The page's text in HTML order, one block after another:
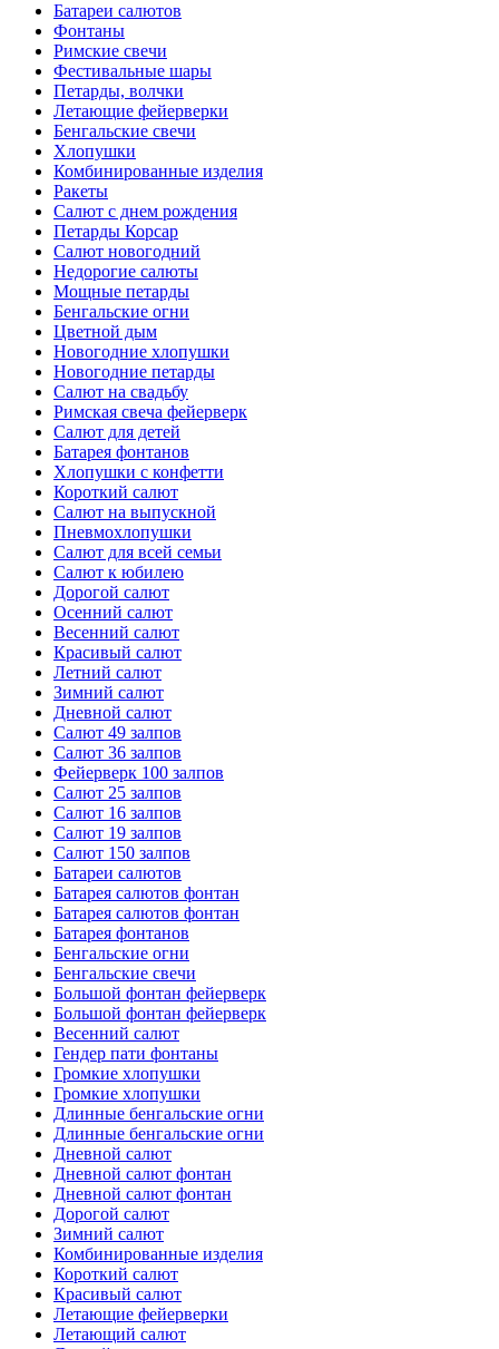
Батареи салютов
Фонтаны
Римские свечи
Фестивальные шары
Петарды, волчки
Летающие фейерверки
Бенгальские свечи
Хлопушки
Комбинированные изделия
Ракеты
Салют с днем рождения
Петарды Корсар
Салют новогодний
Недорогие салюты
Мощные петарды
Бенгальские огни
Цветной дым
Новогодние хлопушки
Новогодние петарды
Салют на свадьбу
Римская свеча фейерверк
Салют для детей
Батарея фонтанов
Хлопушки с конфетти
Короткий салют
Салют на выпускной
Пневмохлопушки
Салют для всей семьи
Салют к юбилею
Дорогой салют
Осенний салют
Весенний салют
Красивый салют
Летний салют
Зимний салют
Дневной салют
Салют 49 залпов
Салют 36 залпов
Фейерверк 100 залпов
Салют 25 залпов
Салют 16 залпов
Салют 19 залпов
Салют 150 залпов
Батареи салютов
Батарея салютов фонтан
Батарея салютов фонтан
Батарея фонтанов
Бенгальские огни
Бенгальские свечи
Большой фонтан фейерверк
Большой фонтан фейерверк
Весенний салют
Гендер пати фонтаны
Громкие хлопушки
Громкие хлопушки
Длинные бенгальские огни
Длинные бенгальские огни
Дневной салют
Дневной салют фонтан
Дневной салют фонтан
Дорогой салют
Зимний салют
Комбинированные изделия
Короткий салют
Красивый салют
Летающие фейерверки
Летающий салют